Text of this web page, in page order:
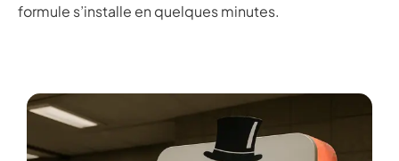
formule s’installe en quelques minutes.